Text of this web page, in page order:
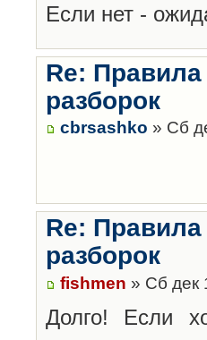
Если нет -
Re:
разборок
cbrsashko » Сб
Re:
разборок
fishmen » Сб дек
Долго! Если